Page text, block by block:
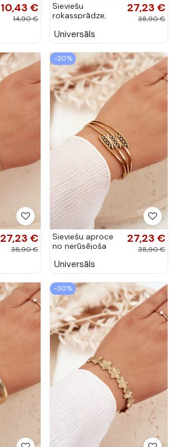
10,43 €
14,90 €
Sieviešu
rokassprādze,
kubiskajiem
krāsā
27,23 €
38,90 €
Universāls
27,23 €
38,90 €
-30%
Sieviešu aproce
no nerūsējoša
krāsā
27,23 €
38,90 €
Universāls
-30%